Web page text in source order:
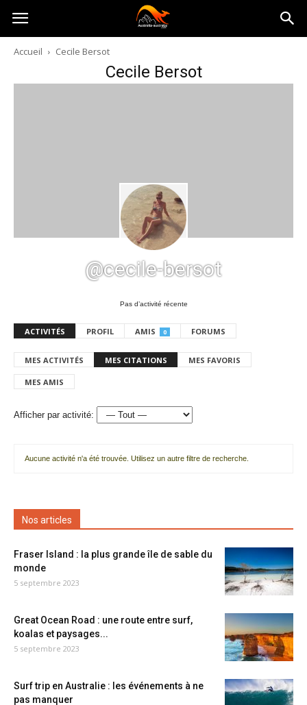
Australia-
australie.com
Accueil Cecile Bersot
Cecile Bersot
@cecile-bersot
Pas d’activité récente
ACTIVITÉS PROFIL AMIS 0 FORUMS
MES ACTIVITÉS MES CITATIONS MES FAVORIS
MES AMIS
Afficher par activité:
Aucune activité n'a été trouvée. Utilisez un autre filtre de recherche.
Nos articles
Fraser Island : la plus grande île de sable du
monde
5 septembre 2023
Great Ocean Road : une route entre surf,
koalas et paysages...
5 septembre 2023
Surf trip en Australie : les événements à ne
pas manquer